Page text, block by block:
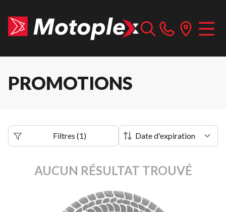
PROMOTIONS
Filtres (1)
AUCUN RÉSULTAT TROUVÉ